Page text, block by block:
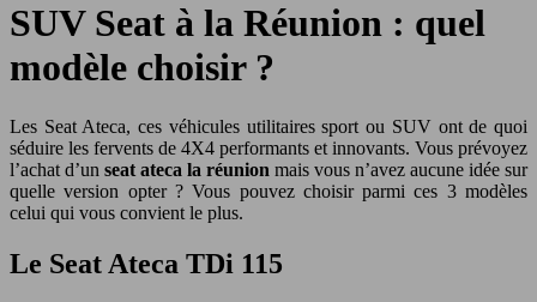
SUV Seat à la Réunion : quel
modèle choisir ?
Les Seat Ateca, ces véhicules utilitaires sport ou SUV ont de quoi
séduire les fervents de 4X4 performants et innovants. Vous prévoyez
l’achat d’un seat ateca la réunion mais vous n’avez aucune idée sur
quelle version opter ?Vous pouvez choisir parmi ces 3 modèles
celui qui vous convient le plus.
Le Seat Ateca TDi 115